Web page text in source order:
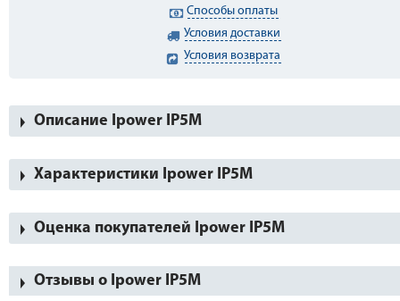
Способы оплаты
Условия доставки
Условия возврата
Описание Ipower IP5M
Характеристики Ipower IP5M
Оценка покупателей Ipower IP5M
Отзывы о Ipower IP5M